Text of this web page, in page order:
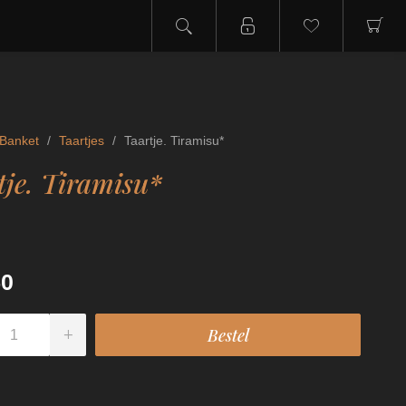
Banket / Taartjes / Taartje. Tiramisu*
Tiramisu*